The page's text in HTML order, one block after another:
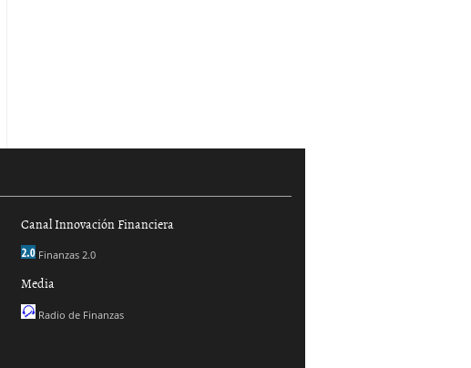
Canal Innovación Financiera
Finanzas 2.0
Media
Radio de Finanzas